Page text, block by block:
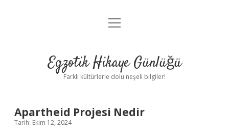
Anasayfa
Yasal Uyarı
menüyü
Egzotik Hikaye Günlüğü
Farklı kültürlerle dolu neşeli bilgiler!
Apartheid Projesi Nedir
Tarih: Ekim 12, 2024